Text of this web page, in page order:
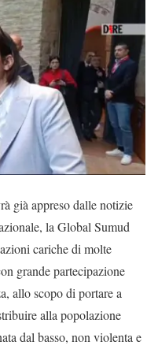
già appreso dalle notizie
la Global Sumud
cariche di molte
grande partecipazione
allo scopo di portare a
alla popolazione
dal basso, non violenta e